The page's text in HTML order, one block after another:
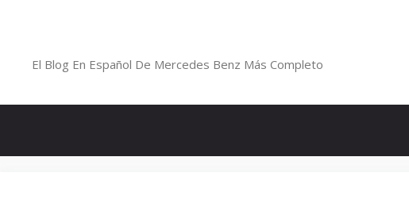
El Blog En Español De Mercedes Benz Más Completo